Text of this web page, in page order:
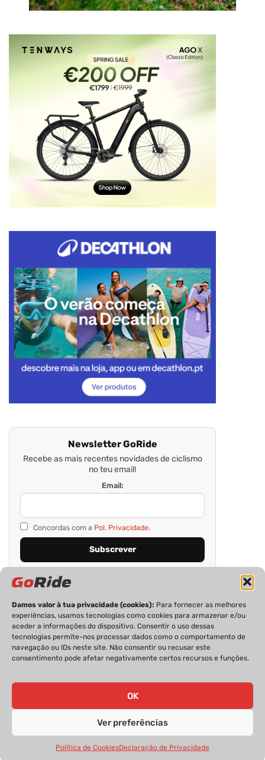
Damos valor à tua privacidade (cookies): Para fornecer as melhores
experiências, usamos tecnologias como cookies para armazenar e/ou
aceder a informações do dispositivo. Consentir o uso dessas
tecnologias permite-nos processar dados como o comportamento de
navegação ou IDs neste site. Não consentir ou recusar este
consentimento pode afetar negativamente certos recursos e funções.
OK
Ver preferências
Política de CookiesDeclaração de Privacidade
Newsletter GoRide
Recebe as mais recentes novidades de ciclismo
no teu email!
Email:
Concordas com a Pol. Privacidade.
PRIVACIDADE FICHA TÉCNICA
ESTATUTO EDITORIAL
GoRide 2026 | Todos os direitos reservados.